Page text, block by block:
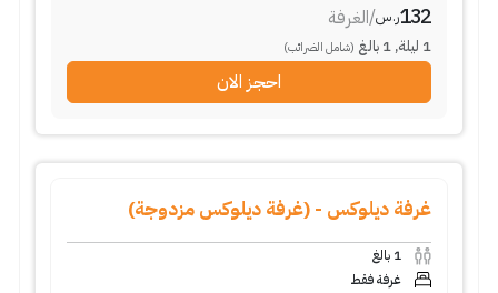
132ر.س/الغرفة
1 ليلة,
1 بالغ (شامل الضرائب)
احجز الان
غرفة ديلوكس - (غرفة ديلوكس مزدوجة)
1 بالغ
غرفة فقط